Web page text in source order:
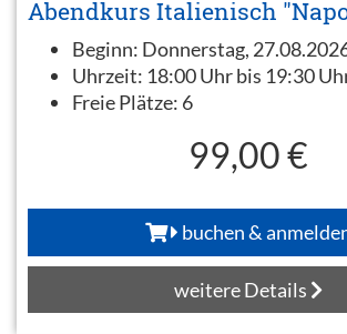
Abendkurs Italienisch
Beginn: Donnerstag,
Uhrzeit: 18:00 Uhr bis 19:30
Freie Plätze: 6
99,00 €
buchen &
weitere Details